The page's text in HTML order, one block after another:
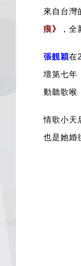
來自台灣
痕》 ，
張靚穎在
壇第七年
動聽歌喉
情歌小天
也是她婚